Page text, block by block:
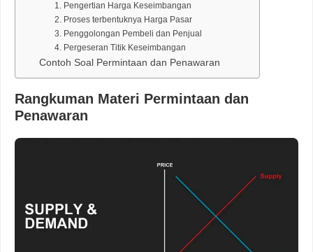
1. Pengertian Harga Keseimbangan
2. Proses terbentuknya Harga Pasar
3. Penggolongan Pembeli dan Penjual
4. Pergeseran Titik Keseimbangan
Contoh Soal Permintaan dan Penawaran
Rangkuman Materi Permintaan dan
Penawaran